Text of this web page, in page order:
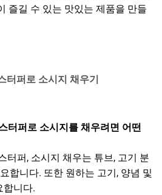
즐길 수 있는 맛있는 제품을 만들
터퍼로 소시지 채우기
터퍼로 소시지를 채우려면 어떤
터퍼, 소시지 채우는 튜브, 고기 분
합니다. 또한 원하는 고기, 양념 및
합니다.